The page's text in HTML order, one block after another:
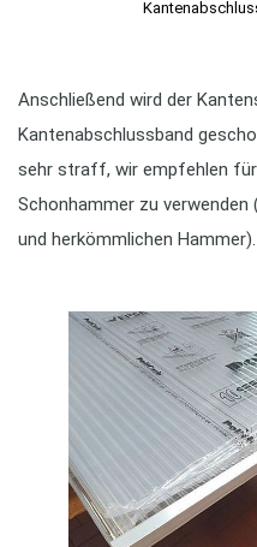
Anschließend wird der
Kantenabschlussband
sehr straff, wir empfehlen
Schonhammer zu
und herkömmlichen Hammer).